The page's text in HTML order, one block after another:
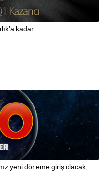
kadar …
yeni döneme giriş olacak, …